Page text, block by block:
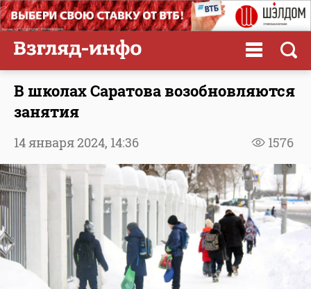
В школах Саратова возобновляются
занятия
1576
14 января 2024, 14:36